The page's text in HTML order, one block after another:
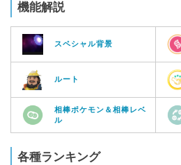
機能解説
スペシャル背景
ルート
相棒ポケモン＆相棒レベ
ル
各種ランキング